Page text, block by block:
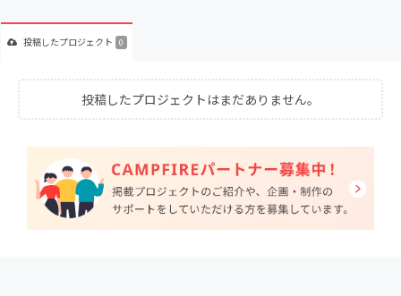
投稿したプロジェクト 0
投稿したプロジェクトはまだありません。